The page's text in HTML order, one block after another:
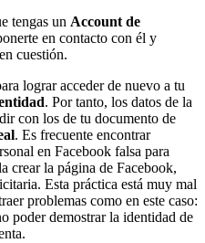
tengas un Account de
en contacto con él y
cuestión.
lograr acceder de nuevo a tu
. Por tanto, los datos de la
con los de tu documento de
. Es frecuente encontrar
en Facebook falsa para
crear la página de Facebook,
Esta práctica está muy mal
problemas como en este caso:
poder demostrar la identidad de